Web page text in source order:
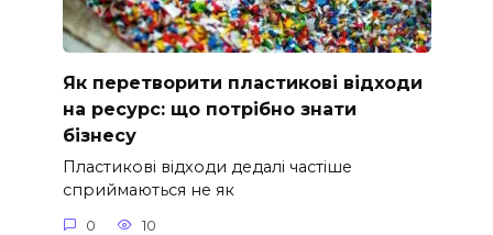
Як перетворити пластикові відходи
на ресурс: що потрібно знати
бізнесу
Пластикові відходи дедалі частіше
сприймаються не як
0 10